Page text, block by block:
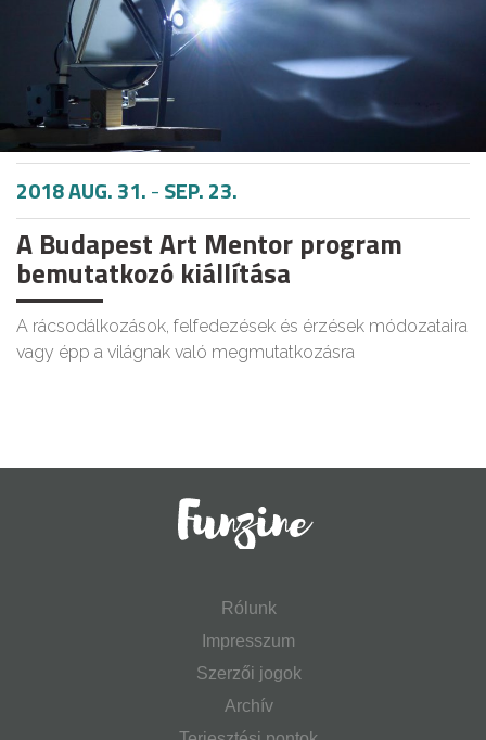
2018 AUG. 31.-SEP. 23.
A Budapest Art Mentor program
bemutatkozó kiállítása
A rácsodálkozások, felfedezések és érzések módozataira
vagy épp a világnak való megmutatkozásra
Rólunk
Impresszum
Szerzői jogok
Archív